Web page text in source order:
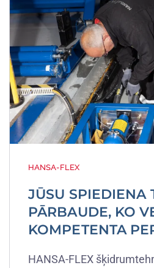
HANSA-FLEX
JŪSU SPIEDIENA
PĀRBAUDE, KO
KOMPETENTA
HANSA-FLEX